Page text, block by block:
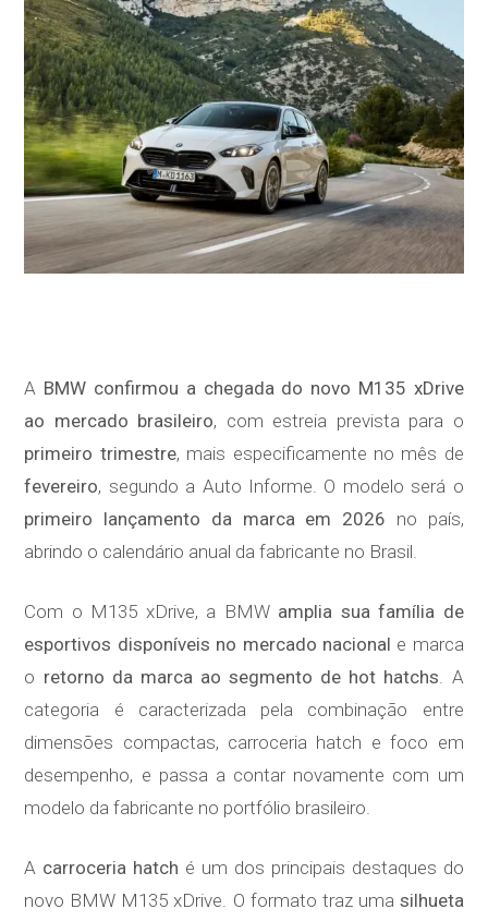
A BMW confirmou a chegada do novo M135 xDrive
ao mercado brasileiro, com estreia prevista para o
primeiro trimestre, mais especificamente no mês de
fevereiro, segundo a Auto Informe. O modelo será o
primeiro lançamento da marca em 2026 no país,
abrindo o calendário anual da fabricante no Brasil.
Com o M135 xDrive, a BMW amplia sua família de
esportivos disponíveis no mercado nacional e marca
o retorno da marca ao segmento de hot hatchs. A
categoria é caracterizada pela combinação entre
dimensões compactas, carroceria hatch e foco em
desempenho, e passa a contar novamente com um
modelo da fabricante no portfólio brasileiro.
A carroceria hatch é um dos principais destaques do
novo BMW M135 xDrive. O formato traz uma silhueta